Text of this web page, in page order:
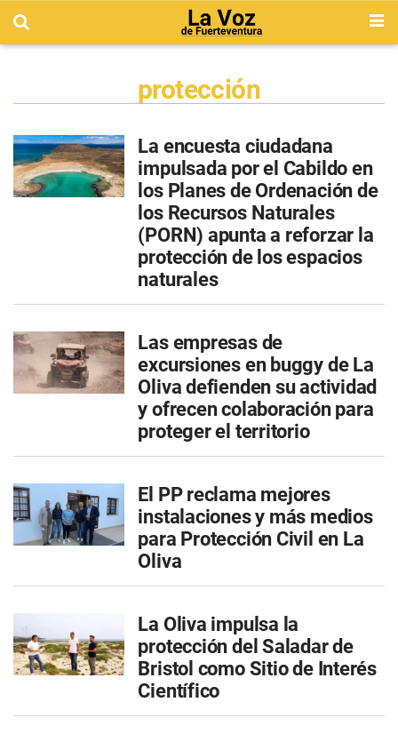
protección
La encuesta ciudadana
impulsada por el Cabildo en
los Planes de Ordenación de
los Recursos Naturales
(PORN) apunta a reforzar la
protección de los espacios
naturales
Las empresas de
excursiones en buggy de La
Oliva defienden su actividad
y ofrecen colaboración para
proteger el territorio
El PP reclama mejores
instalaciones y más medios
para Protección Civil en La
Oliva
La Oliva impulsa la
protección del Saladar de
Bristol como Sitio de Interés
Científico